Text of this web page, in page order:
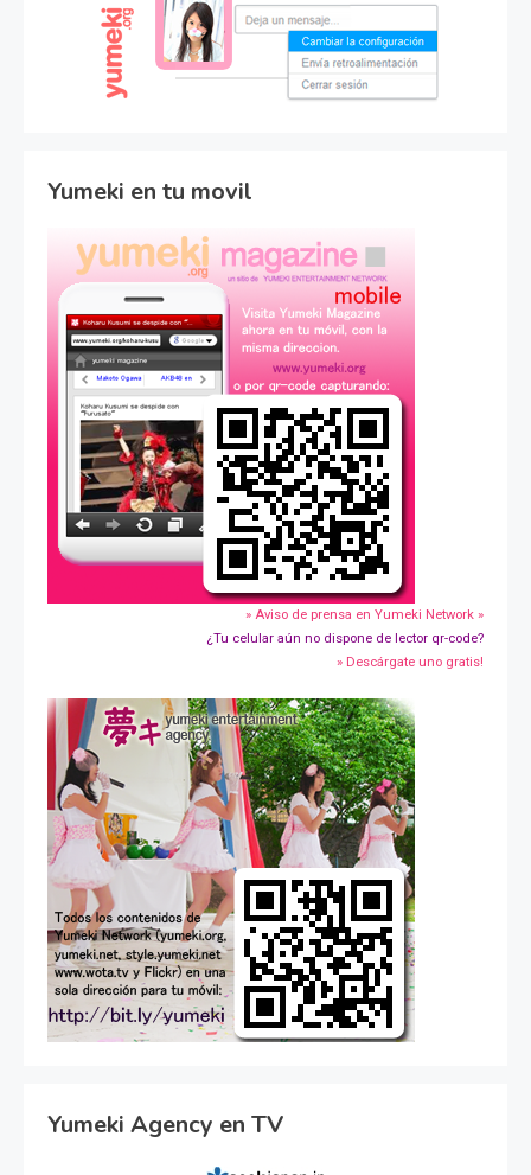
Yumeki en tu movil
» Aviso de prensa en Yumeki Network »
¿Tu celular aún no dispone de lector qr-code?
» Descárgate uno gratis!
Yumeki Agency en TV